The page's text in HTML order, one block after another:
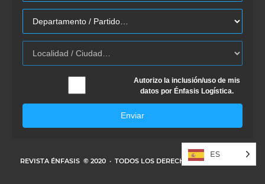
Autorizo la inclusión/uso de mis
datos por Énfasis Logística.
Enviar
REVISTA ÉNFASIS © 2020 · TODOS LOS DERECHOS RESERVADOS
ES